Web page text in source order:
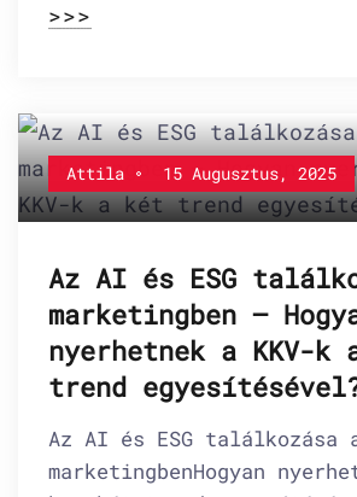
>>>
Attila 15 Augusztus, 2025
Az AI és ESG
marketingben –
nyerhetnek a KKV-k
trend
Az AI és ESG találkozása
marketingbenHogyan